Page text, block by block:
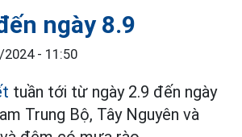
ngày 8.9
- 11:50
tuần tới từ ngày 2.9 đến ngày
Trung Bộ, Tây Nguyên và